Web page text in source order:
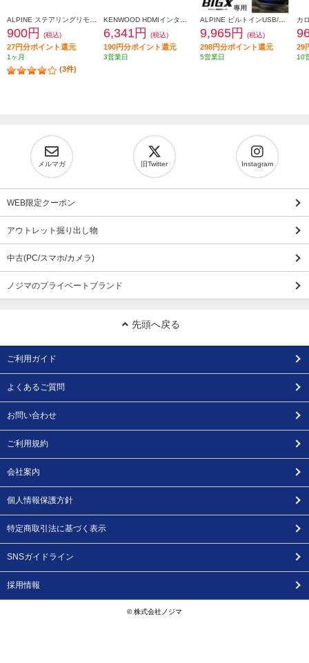
900円 (税込)
27円分ポイント還元
1ヶ月
(3件)
6,341円 (税込)
190円分ポイント還元
3営業日
9,965円 (税込)
298円分ポイント還元
5営業日
29
10
メルマガ 旧Twitter Instagram
WEB限定クーポン
アウトレット掘り出し物
中古(PC/スマホ/カメラ)
ノジマのプライベートブランド
先頭へ戻る
ご利用ガイド
よくあるご質問
お問い合わせ
ご利用規約
会社案内
個人情報保護方針
特定商取引法に基づく表示
SNSガイドライン
採用情報
© 株式会社ノジマ